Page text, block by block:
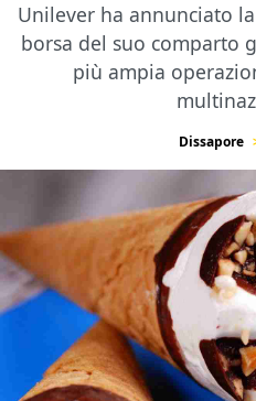
Unilever ha annunciato
borsa del suo comparto
più ampia
Dissapore